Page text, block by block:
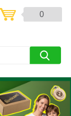
0